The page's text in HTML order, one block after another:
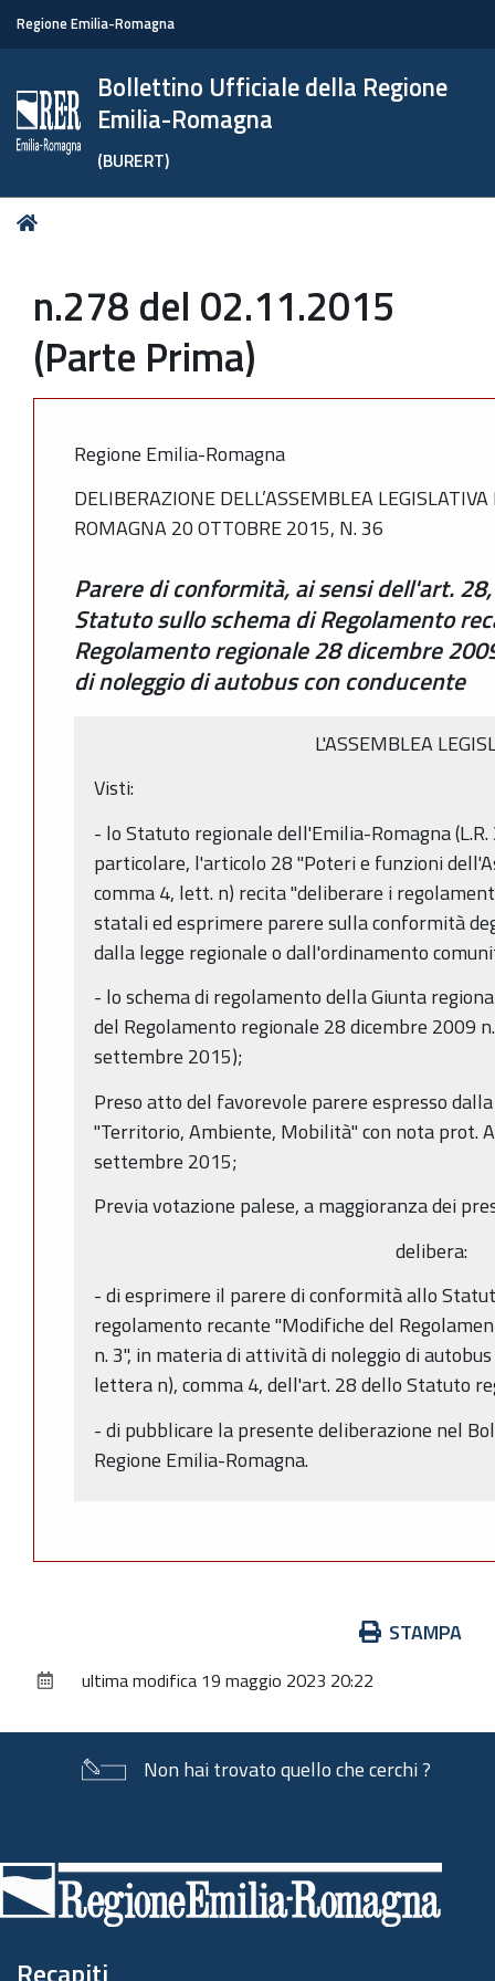
Regione Emilia-Romagna
Bollettino Ufficiale della Regione
Emilia-Romagna
(BURERT)
Tu
n.278 del 02.11.2015
(Parte Prima)
Regione Emilia-Romagna
DELIBERAZIONE DELL’ASSEMBLEA
ROMAGNA 20 OTTOBRE 2015, N. 36
Parere di conformità, ai sensi dell'art.
Statuto sullo schema di Regolamento
Regolamento regionale 28 dicembre
di noleggio di autobus con conducente
L'ASSEMBLEA
Visti:
- lo Statuto regionale dell'Emilia-Romagna
particolare, l'articolo 28 "Poteri e funzioni
comma 4, lett. n) recita "deliberare i
statali ed esprimere parere sulla conformità
dalla legge regionale o dall'ordinamento
- lo schema di regolamento della Giunta
del Regolamento regionale 28 dicembre 2009
settembre 2015);
Preso atto del favorevole parere espresso
"Territorio, Ambiente, Mobilità" con nota prot.
settembre 2015;
Previa votazione palese, a maggioranza dei
delibera:
- di esprimere il parere di conformità allo
regolamento recante "Modifiche del
n. 3", in materia di attività di noleggio di
lettera n), comma 4, dell'art. 28 dello Statuto
- di pubblicare la presente deliberazione nel
Regione Emilia-Romagna.
documento
STAMPA
ultima modifica 19 maggio 2023 20:22
Non hai trovato quello che cerchi ?
di
pagina